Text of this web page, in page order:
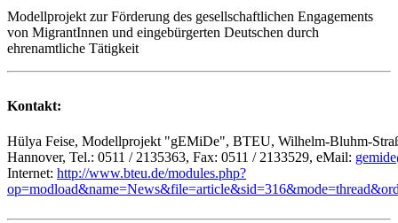
Modellprojekt zur Förderung des gesellschaftlichen Engagements
von MigrantInnen und eingebürgerten Deutschen durch
ehrenamtliche Tätigkeit
Kontakt:
Hülya Feise, Modellprojekt "gEMiDe", BTEU, Wilhelm-Bluhm-
Hannover, Tel.: 0511 / 2135363, Fax: 0511 / 2133529, eMail:
Internet: http://www.bteu.de/modules.php?